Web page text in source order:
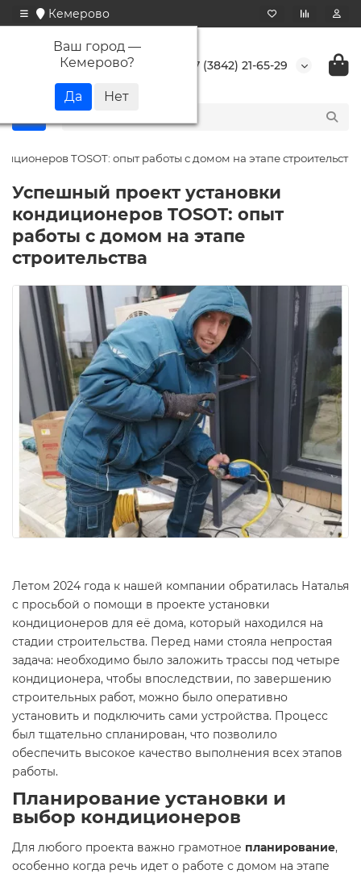
Кемерово
Ваш город —
Кемерово? +7 (3842) 21-65-29
TOSOT: опыт работы с домом на этапе строительства
Успешный проект установки
кондиционеров TOSOT: опыт
работы с домом на этапе
строительства
Летом 2024 года к нашей компании обратилась Наталья
с просьбой о помощи в проекте установки
кондиционеров для её дома, который находился на
стадии строительства. Перед нами стояла непростая
задача: необходимо было заложить трассы под четыре
кондиционера, чтобы впоследствии, по завершению
строительных работ, можно было оперативно
установить и подключить сами устройства. Процесс
был тщательно спланирован, что позволило
обеспечить высокое качество выполнения всех этапов
работы.
Планирование установки и
выбор кондиционеров
Для любого проекта важно грамотное планирование,
особенно когда речь идет о работе с домом на этапе